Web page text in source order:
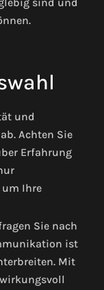
und
Achten Sie
Erfahrung
Ihre
Sie nach
ist
Mit